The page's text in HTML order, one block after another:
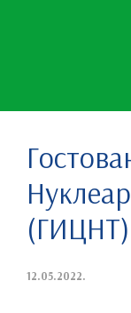
(ГИЦНТ)
12.05.2022.